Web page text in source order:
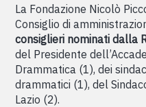
La Fondazione Nicolò
Consiglio di
consiglieri nominati dalla
del Presidente
Drammatica (1), dei
drammatici (1), del
Lazio (2).